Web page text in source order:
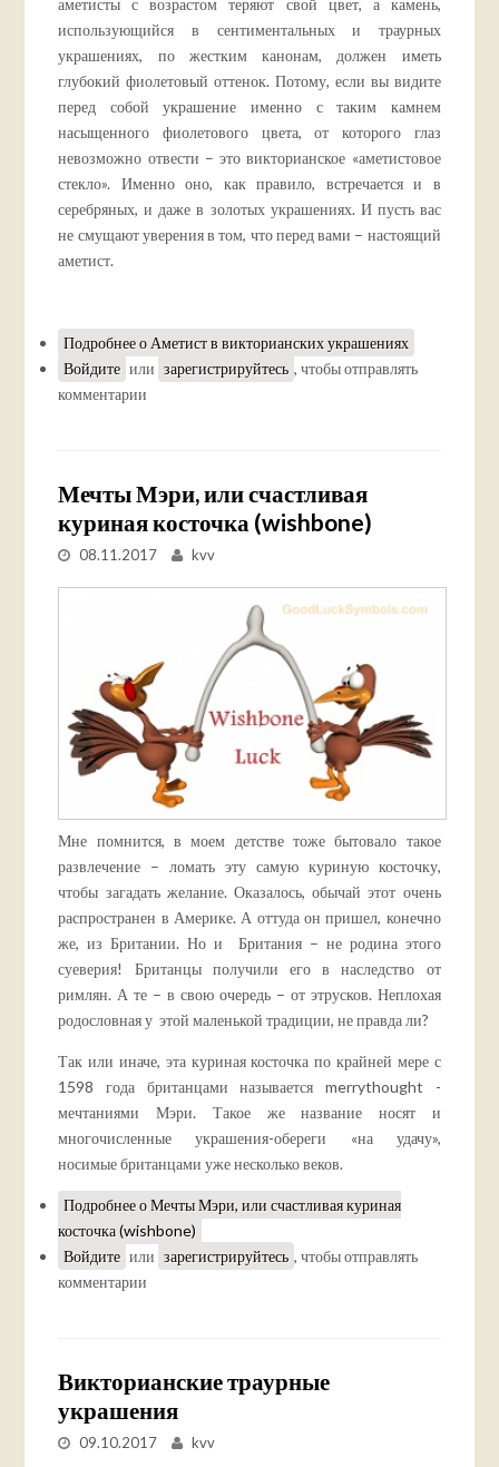
аметисты с возрастом теряют свой цвет, а камень,
использующийся в сентиментальных и траурных
украшениях, по жестким канонам, должен иметь
глубокий фиолетовый оттенок. Потому, если вы видите
перед собой украшение именно с таким камнем
насыщенного фиолетового цвета, от которого глаз
невозможно отвести – это викторианское «аметистовое
стекло». Именно оно, как правило, встречается и в
серебряных, и даже в золотых украшениях. И пусть вас
не смущают уверения в том, что перед вами – настоящий
аметист.
Подробнеео Аметист в викторианских украшениях
Войдите или зарегистрируйтесь , чтобы отправлять
комментарии
Мечты Мэри, или счастливая
куриная косточка (wishbone)
08.11.2017 kvv
Мне помнится, в моем детстве тоже бытовало такое
развлечение – ломать эту самую куриную косточку,
чтобы загадать желание. Оказалось, обычай этот очень
распространен в Америке. А оттуда он пришел, конечно
же, из Британии. Но и Британия – не родина этого
суеверия! Британцы получили его в наследство от
римлян. А те – в свою очередь – от этрусков. Неплохая
родословная у этой маленькой традиции, не правда ли?
Так или иначе, эта куриная косточка по крайней мере с
1598 года британцами называется merrythought -
мечтаниями Мэри. Такое же название носят и
многочисленные украшения-обереги «на удачу»,
носимые британцами уже несколько веков.
Подробнеео Мечты Мэри, или счастливая куриная
косточка (wishbone)
Войдите или зарегистрируйтесь , чтобы отправлять
комментарии
Викторианские траурные
украшения
09.10.2017 kvv